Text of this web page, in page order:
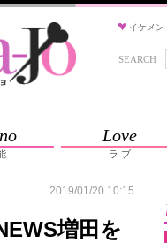
イケメン
SEARCH
Love
ラ ブ
2019/01/20 10:15
増田を